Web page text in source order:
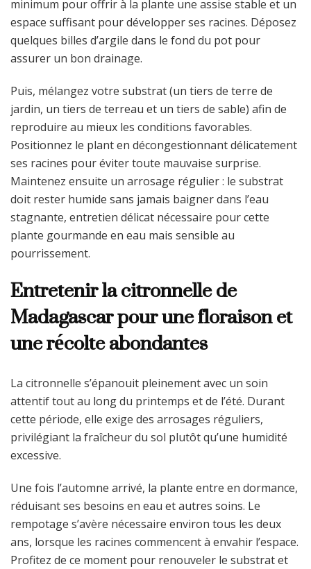
minimum pour offrir à la plante une assise stable et un
espace suffisant pour développer ses racines. Déposez
quelques billes d’argile dans le fond du pot pour
assurer un bon drainage.
Puis, mélangez votre substrat (un tiers de terre de
jardin, un tiers de terreau et un tiers de sable) afin de
reproduire au mieux les conditions favorables.
Positionnez le plant en décongestionnant délicatement
ses racines pour éviter toute mauvaise surprise.
Maintenez ensuite un arrosage régulier : le substrat
doit rester humide sans jamais baigner dans l’eau
stagnante, entretien délicat nécessaire pour cette
plante gourmande en eau mais sensible au
pourrissement.
Entretenir la citronnelle de
Madagascar pour une floraison et
une récolte abondantes
La citronnelle s’épanouit pleinement avec un soin
attentif tout au long du printemps et de l’été. Durant
cette période, elle exige des arrosages réguliers,
privilégiant la fraîcheur du sol plutôt qu’une humidité
excessive.
Une fois l’automne arrivé, la plante entre en dormance,
réduisant ses besoins en eau et autres soins. Le
rempotage s’avère nécessaire environ tous les deux
ans, lorsque les racines commencent à envahir l’espace.
Profitez de ce moment pour renouveler le substrat et